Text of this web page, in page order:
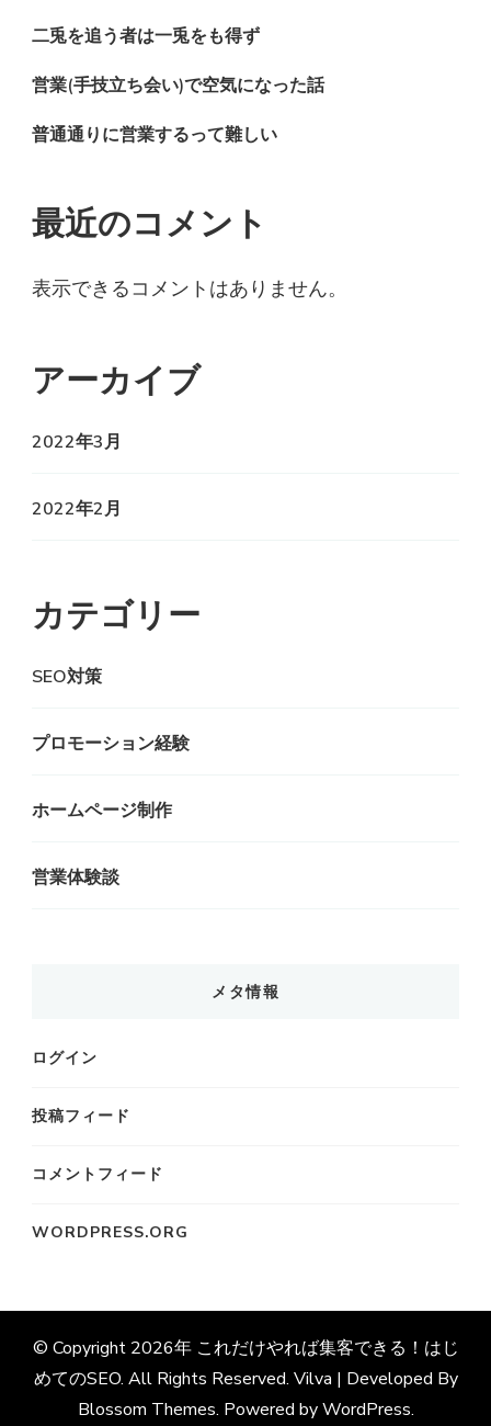
二兎を追う者は一兎をも得ず
営業(手技立ち会い)で空気になった話
普通通りに営業するって難しい
最近のコメント
表示できるコメントはありません。
アーカイブ
2022年3月
2022年2月
カテゴリー
SEO対策
プロモーション経験
ホームページ制作
営業体験談
メタ情報
ログイン
投稿フィード
コメントフィード
WORDPRESS.ORG
© Copyright 2026年 これだけやれば集客できる！はじ
めてのSEO. All Rights Reserved. Vilva | Developed By
Blossom Themes. Powered byWordPress.